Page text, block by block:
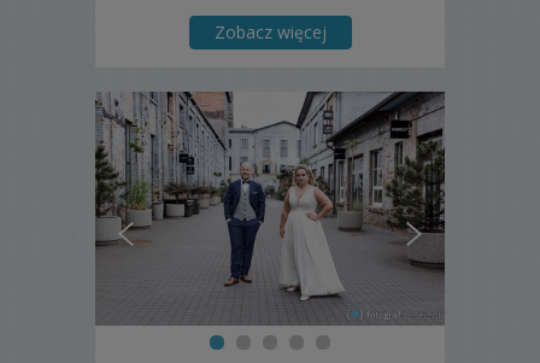
Zobacz więcej